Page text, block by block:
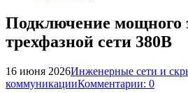
Подключение мощного
трехфазной сети 380В
16 июня 2026Инженерные сети и
коммуникацииКомментарии: 0